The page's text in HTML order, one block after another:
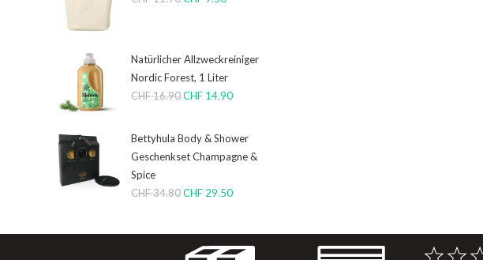
Natürlicher Allzweckreiniger
Nordic Forest, 1 Liter
CHF16.90CHF 14.90
Bettyhula Body & Shower
Geschenkset Champagne &
Spice
CHF34.80CHF 29.50